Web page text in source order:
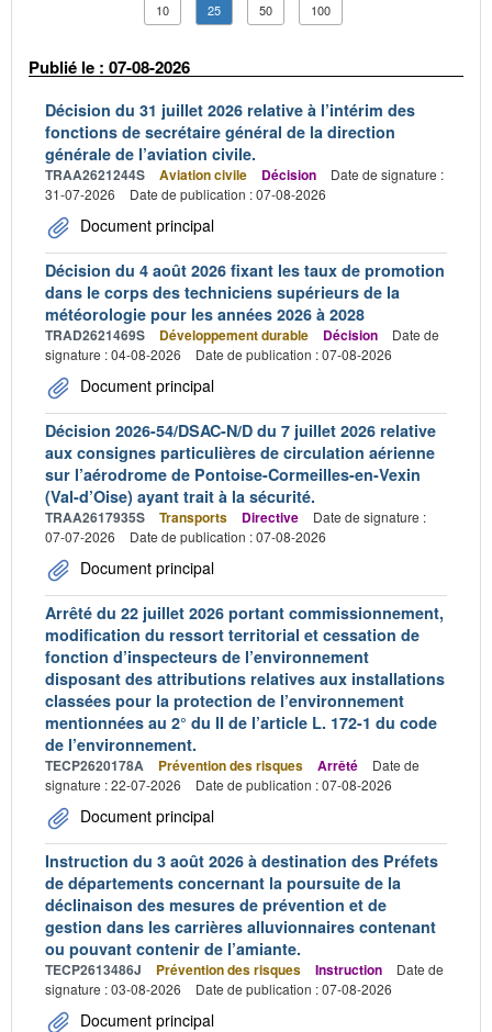
10 25 50 100
Publié le : 07-08-2026
Décision du 31 juillet 2026 relative à l’intérim des
fonctions de secrétaire général de la direction
générale de l’aviation civile.
TRAA2621244S Aviation civile Décision
Date de signature :
31-07-2026
Date de publication : 07-08-2026
Document principal
Décision du 4 août 2026 fixant les taux de promotion
dans le corps des techniciens supérieurs de la
météorologie pour les années 2026 à 2028
TRAD2621469S Développement durable Décision
Date de
signature : 04-08-2026
Date de publication : 07-08-2026
Document principal
Décision 2026-54/DSAC-N/D du 7 juillet 2026 relative
aux consignes particulières de circulation aérienne
sur l’aérodrome de Pontoise-Cormeilles-en-Vexin
(Val-d’Oise) ayant trait à la sécurité.
TRAA2617935S Transports Directive
Date de signature :
07-07-2026
Date de publication : 07-08-2026
Document principal
Arrêté du 22 juillet 2026 portant commissionnement,
modification du ressort territorial et cessation de
fonction d’inspecteurs de l’environnement
disposant des attributions relatives aux installations
classées pour la protection de l’environnement
mentionnées au 2° du II de l’article L. 172-1 du code
de l’environnement.
TECP2620178A Prévention des risques Arrêté
Date de
signature : 22-07-2026
Date de publication : 07-08-2026
Document principal
Instruction du 3 août 2026 à destination des Préfets
de départements concernant la poursuite de la
déclinaison des mesures de prévention et de
gestion dans les carrières alluvionnaires contenant
ou pouvant contenir de l’amiante.
TECP2613486J Prévention des risques Instruction
Date de
signature : 03-08-2026
Date de publication : 07-08-2026
Document principal